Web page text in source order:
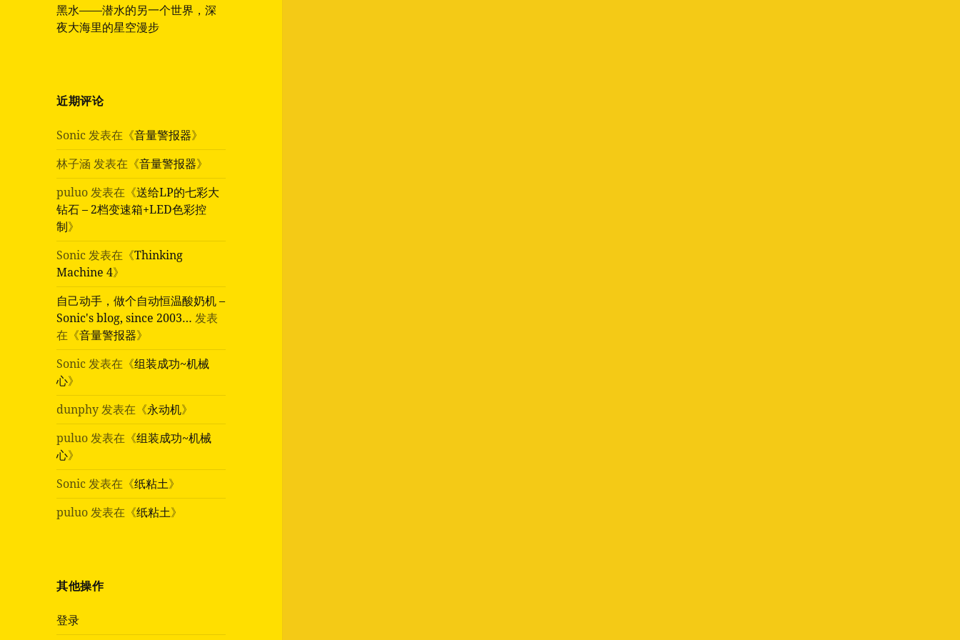
黑水——潜水的另一个世界，深
夜大海里的星空漫步
近期评论
Sonic发表在《音量警报器》
林子涵 发表在《音量警报器》
puluo发表在《送给LP的七彩大
钻石 – 2档变速箱+LED色彩控
制》
Sonic发表在《Thinking
Machine 4》
自己动手，做个自动恒温酸奶机 –
Sonic's blog, since 2003… 发表
在《音量警报器》
Sonic发表在《组装成功~机械
心》
dunphy发表在《永动机》
puluo发表在《组装成功~机械
心》
Sonic发表在《纸粘土》
puluo发表在《纸粘土》
其他操作
登录